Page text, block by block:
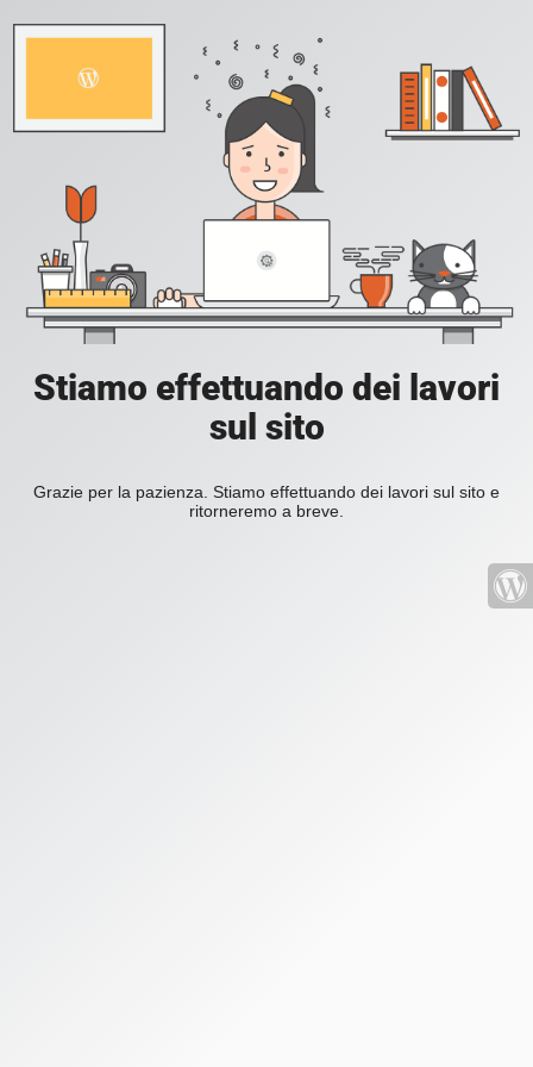
Stiamo effettuando dei lavori
sul sito
Grazie per la pazienza. Stiamo effettuando dei lavori sul sito e
ritorneremo a breve.